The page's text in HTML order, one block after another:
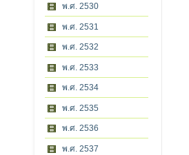
พ.ศ. 2530
พ.ศ. 2531
พ.ศ. 2532
พ.ศ. 2533
พ.ศ. 2534
พ.ศ. 2535
พ.ศ. 2536
พ.ศ. 2537